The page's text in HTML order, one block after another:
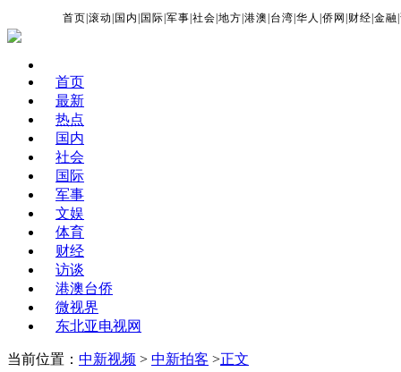
首页 |滚动 国内 国际 |军事 |社会 |地方 |港澳 台湾 |华人 |侨网 财经 |金融 |
首页
最新
热点
国内
社会
国际
军事
文娱
体育
财经
访谈
港澳台侨
微视界
东北亚电视网
当前位置： 中新视频 > 中新拍客 >正文